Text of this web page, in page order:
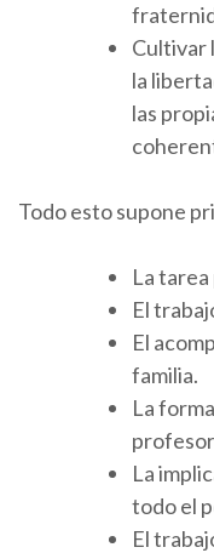
Cultivar
la
las
Todo esto supone
La
El
El
familia.
La
La
todo el
El